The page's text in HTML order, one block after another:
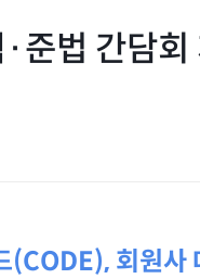
준법 간담회
(CODE), 회원사